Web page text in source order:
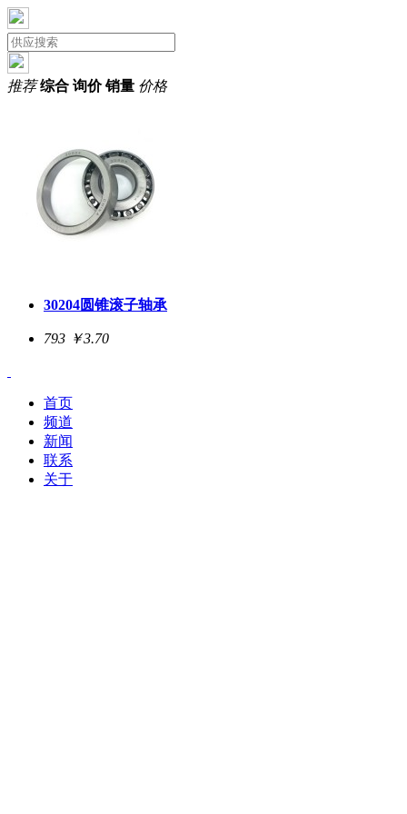
推荐 综合 询价 销量 价格
30204圆锥滚子轴承
793 ￥3.70
首页
频道
新闻
联系
关于